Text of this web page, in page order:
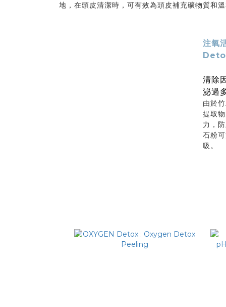
地，在頭皮清潔時，可有效為頭皮補充礦物質和
注氧
清除
泌過
由於
提取
力，
石粉
吸。